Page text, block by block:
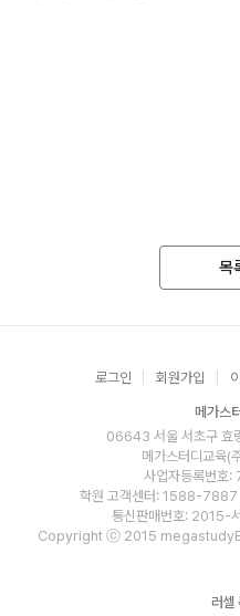
목
로그인 회원가입
메가스
06643 서울 서초구 효
메가스터디교육(
사업자등록번
학원 고객센터: 1588-7887
통신판매번호: 2015-
Copyright ⓒ 2015
러셀